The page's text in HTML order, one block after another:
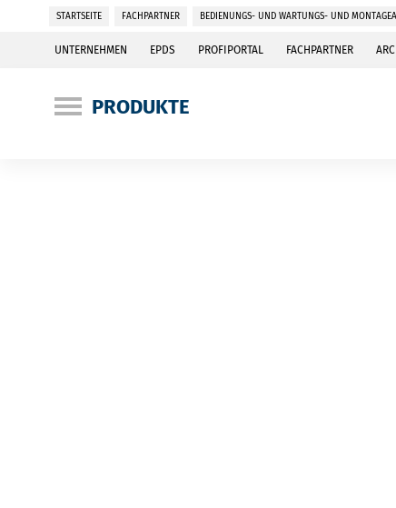
STARTSEITE FACHPARTNER BEDIENUNGS- UND WARTUNGS- UND
UNTERNEHMEN EPDS PROFIPORTAL FACHPARTNER
PRODUKTE